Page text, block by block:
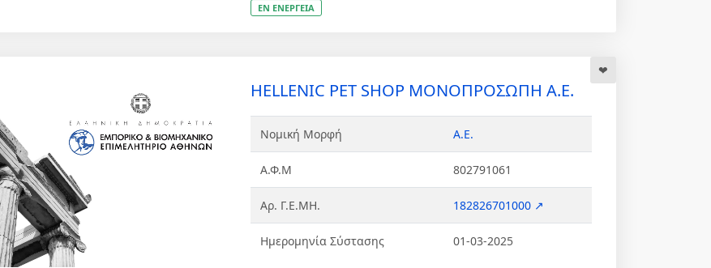
ΕΝ ΕΝΕΡΓΕΙΑ
HELLENIC PET SHOP ΜΟΝΟΠΡΟΣΩΠΗ Α.Ε.
Νομική Μορφή Α.Ε.
Α.Φ.Μ 802791061
Αρ. Γ.Ε.ΜΗ. 182826701000 ↗
Ημερομηνία Σύστασης 01-03-2025